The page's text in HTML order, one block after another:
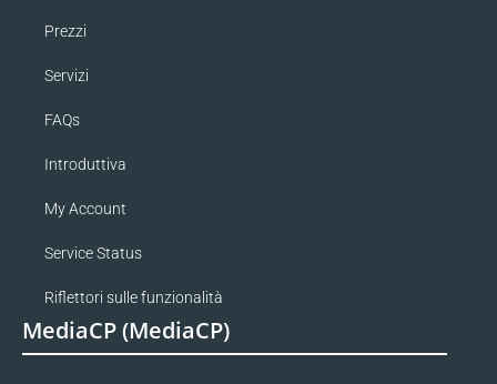
Prezzi
Servizi
FAQs
Introduttiva
My Account
Service Status
Riflettori sulle funzionalità
MediaCP (MediaCP)